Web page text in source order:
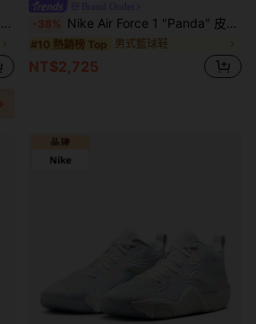
-38% Nike Air Force 1 "Panda" 皮革 休閒 避震 低筒 板鞋 男女同款 白黑
#10 熱銷榜 Top 男式籃球鞋
NT$2,725